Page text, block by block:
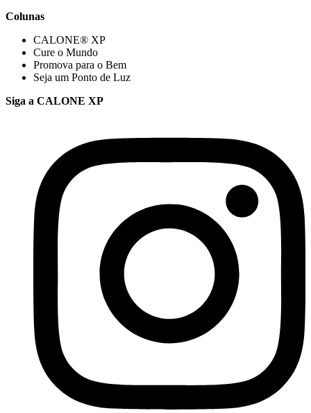
Colunas
CALONE® XP
Cure o Mundo
Promova para o Bem
Seja um Ponto de Luz
Siga a CALONE XP